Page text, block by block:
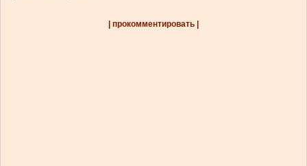
| прокомментировать |